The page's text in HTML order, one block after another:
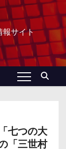
報サイト
七つの大
「三世村